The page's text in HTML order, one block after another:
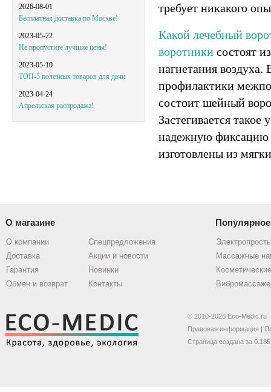
2026-08-01
Бесплатная доставка по Москве!
2023-05-22
Не пропустите лучшие цены!
2023-05-10
ТОП-5 полезных товаров для дачи
2023-04-24
Апрельская распродажа!
требует никакого
Какой лечебный
воротники состоят
нагнетания
профилактики
состоит шейный
Застегивается
надежную фиксацию
изготовлены из
О магазине Популярное
О компании
Доставка
Гарантия
Обмен и возврат
Спецпредложения
Акции и новости
Новинки
Контакты
Массажные
© 2010-2026 Eco-Medic.ru
Правовая информация |
Страница создана за